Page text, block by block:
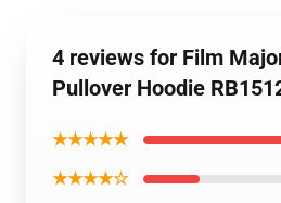
4 reviews for Film
Pullover Hoodie
★★★★★
★★★★☆